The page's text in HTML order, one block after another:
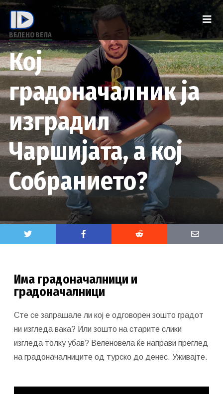
ВЕЛЕНОВЕЛА
Кој
градоначалник ја
изградил
Чаршијата, а кој
Собранието?
Има градоначалници и
градоначалници
Сте се запрашале ли кој е одговорен зошто градот
ни изгледа вака? Или зошто на старите слики
изгледа толку убав? Веленовела ќе направи преглед
на градоначалниците од турско до денес. Уживајте.